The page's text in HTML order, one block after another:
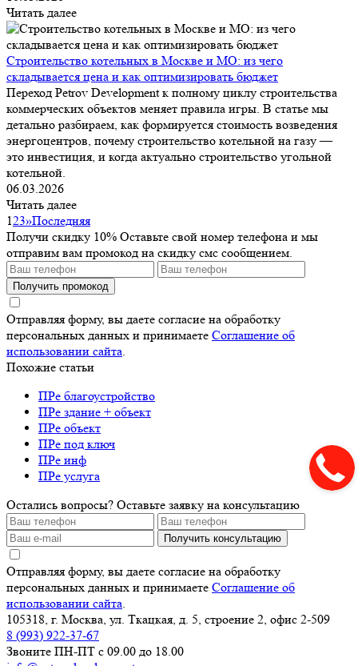
Читать далее
Строительство котельных в Москве и МО: из чего
складывается цена и как оптимизировать бюджет
Переход Petrov Development к полному циклу строительства
коммерческих объектов меняет правила игры. В статье мы
детально разбираем, как формируется стоимость возведения
энергоцентров, почему строительство котельной на газу —
это инвестиция, и когда актуально строительство угольной
котельной.
06.03.2026
Читать далее
123»Последняя
Получи скидку 10% Оставьте свой номер телефона и мы
отправим вам промокод на скидку смс сообщением.
Получить промокод
Отправляя форму, вы даете согласие на обработку
персональных данных и принимаете Соглашение об
использовании сайта.
Похожие статьи
ПРе благоустройство
ПРе здание + объект
ПРе объект
ПРе под ключ
ПРе инф
ПРе услуга
Остались вопросы? Оставьте заявку на консультацию
Получить консультацию
Отправляя форму, вы даете согласие на обработку
персональных данных и принимаете Соглашение об
использовании сайта.
105318, г. Москва, ул. Ткацкая, д. 5, строение 2, офис 2-509
8 (993) 922-37-67
Звоните ПН-ПТ с 09.00 до 18.00